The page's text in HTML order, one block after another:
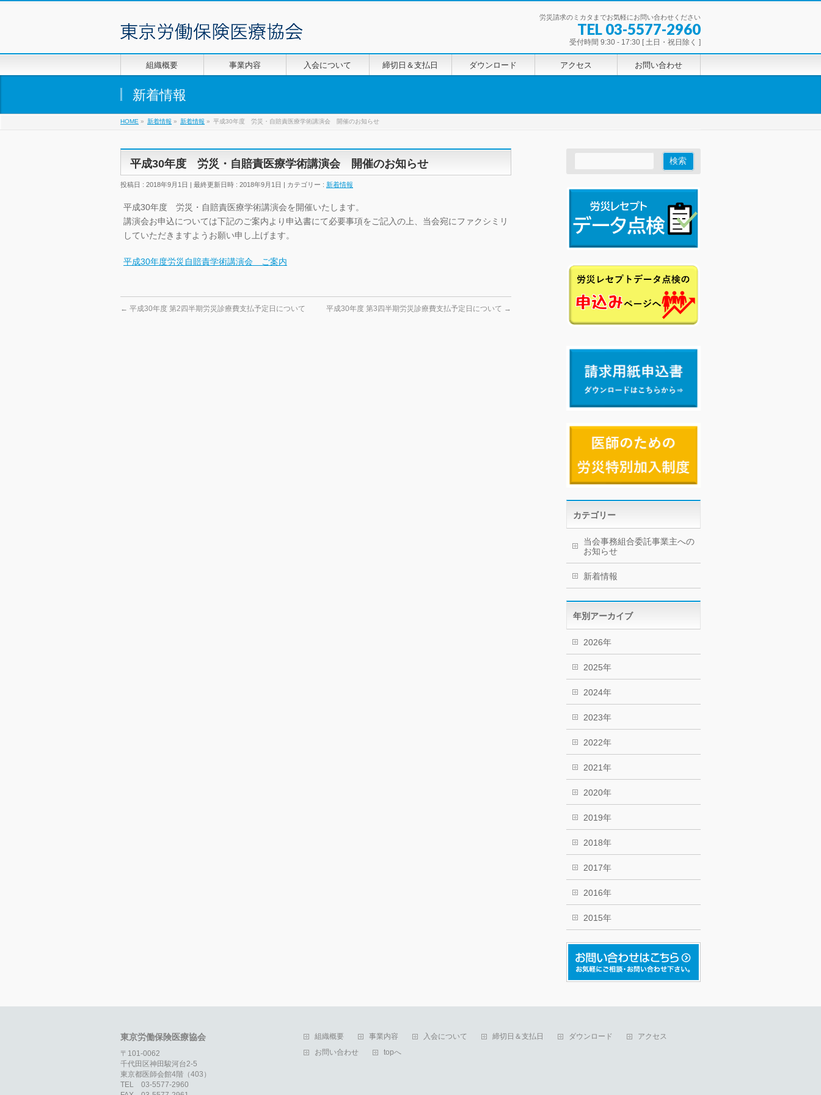
労災請求のミカタまでお気軽にお問い合わせください
TEL 03-5577-2960
受付時間 9:30 - 17:30 [ 土日・祝日除く ]
組織概要 事業内容 入会について 締切日＆支払日 ダウンロード アクセス お問い合わせ
新着情報
HOME » 新着情報 » 新着情報 » 平成30年度 労災・自賠責医療学術講演会 開催のお知らせ
平成30年度 労災・自賠責医療学術講演会 開催のお知らせ
投稿日 : 2018年9月1日 最終更新日時 : 2018年9月1日 カテゴリー : 新着情報
平成30年度 労災・自賠責医療学術講演会を開催いたします。
講演会お申込については下記のご案内より申込書にて必要事項をご記入の上、当会宛にファクシミリ
していただきますようお願い申し上げます。
平成30年度労災自賠責学術講演会 ご案内
← 平成30年度 第2四半期労災診療費支払予定日について 平成30年度 第3四半期労災診療費支払予定日について →
カテゴリー
当会事務組合委託事業主への
お知らせ
新着情報
年別アーカイブ
2026年
2025年
2024年
2023年
2022年
2021年
2020年
2019年
2018年
2017年
2016年
2015年
東京労働保険医療協会
〒101-0062
千代田区神田駿河台2-5
東京都医師会館4階（403）
TEL 03-5577-2960
組織概要 事業内容 入会について 締切日＆支払日 ダウンロード
アクセス
お問い合わせ
topへ